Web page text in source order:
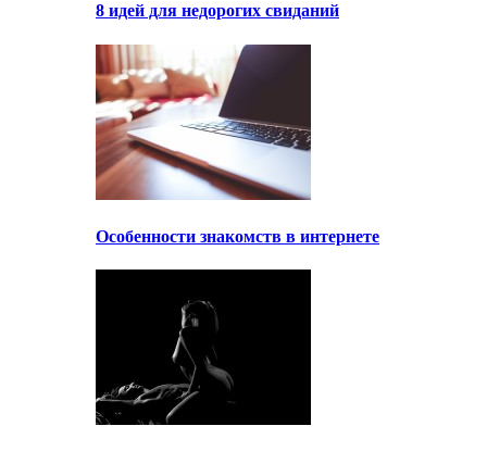
8 идей для недорогих свиданий
Особенности знакомств в интернете